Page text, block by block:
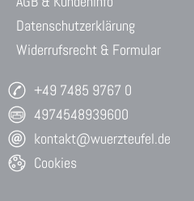
Datenschutzerklärung
Widerrufsrecht & Formular
+49 7485 9767 0
4974548939600
kontakt@wuerzteufel.de
Cookies